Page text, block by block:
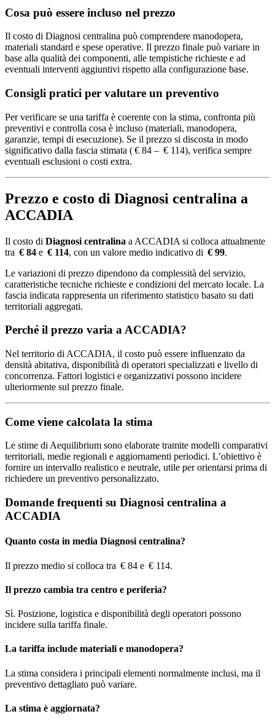
Cosa può essere incluso nel prezzo
Il costo di Diagnosi centralina può comprendere manodopera,
materiali standard e spese operative. Il prezzo finale può variare in
base alla qualità dei componenti, alle tempistiche richieste e ad
eventuali interventi aggiuntivi rispetto alla configurazione base.
Consigli pratici per valutare un preventivo
Per verificare se una tariffa è coerente con la stima, confronta più
preventivi e controlla cosa è incluso (materiali, manodopera,
garanzie, tempi di esecuzione). Se il prezzo si discosta in modo
significativo dalla fascia stimata ( € 84 – € 114), verifica sempre
eventuali esclusioni o costi extra.
Prezzo e costo di Diagnosi centralina a
ACCADIA
Il costo di Diagnosi centralina a ACCADIA si colloca attualmente
tra € 84 e € 114, con un valore medio indicativo di € 99.
Le variazioni di prezzo dipendono da complessità del servizio,
caratteristiche tecniche richieste e condizioni del mercato locale. La
fascia indicata rappresenta un riferimento statistico basato su dati
territoriali aggregati.
Perché il prezzo varia a ACCADIA?
Nel territorio di ACCADIA, il costo può essere influenzato da
densità abitativa, disponibilità di operatori specializzati e livello di
concorrenza. Fattori logistici e organizzativi possono incidere
ulteriormente sul prezzo finale.
Come viene calcolata la stima
Le stime di Aequilibrium sono elaborate tramite modelli comparativi
territoriali, medie regionali e aggiornamenti periodici. L’obiettivo è
fornire un intervallo realistico e neutrale, utile per orientarsi prima di
richiedere un preventivo personalizzato.
Domande frequenti su Diagnosi centralina a
ACCADIA
Quanto costa in media Diagnosi centralina?
Il prezzo medio si colloca tra € 84 e € 114.
Il prezzo cambia tra centro e periferia?
Sì. Posizione, logistica e disponibilità degli operatori possono
incidere sulla tariffa finale.
La tariffa include materiali e manodopera?
La stima considera i principali elementi normalmente inclusi, ma il
preventivo dettagliato può variare.
La stima è aggiornata?